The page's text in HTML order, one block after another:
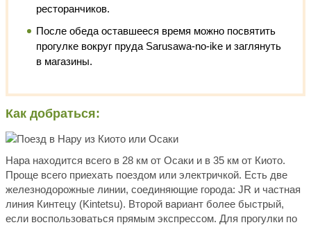
ресторанчиков.
После обеда оставшееся время можно посвятить
прогулке вокруг пруда Sarusawa-no-ike и заглянуть
в магазины.
Как добраться:
Нара находится всего в 28 км от Осаки и в 35 км от Киото.
Проще всего приехать поездом или электричкой. Есть две
железнодорожные линии, соединяющие города: JR и частная
линия Кинтецу (Kintetsu). Второй вариант более быстрый,
если воспользоваться прямым экспрессом. Для прогулки по